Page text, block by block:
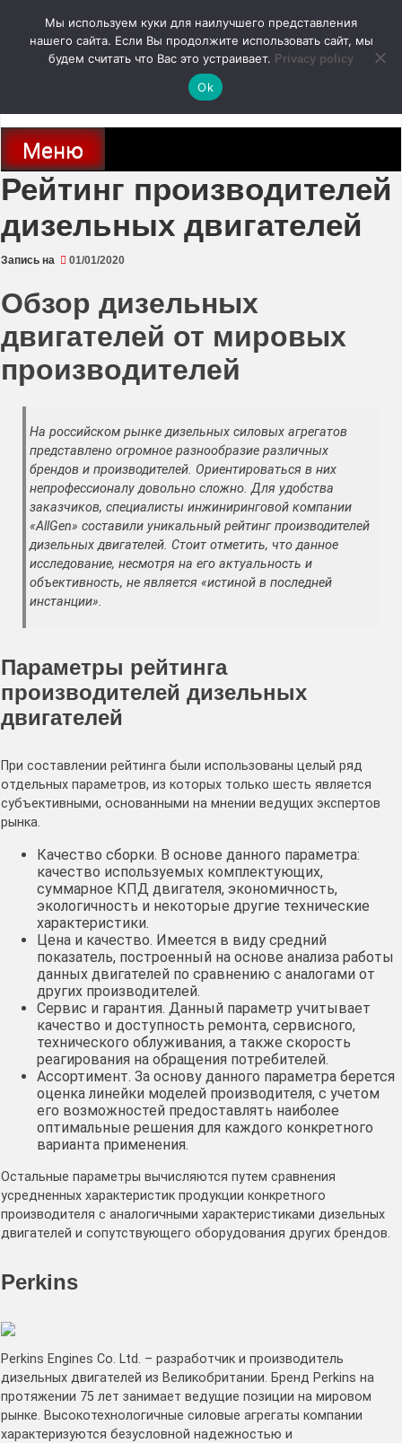
содержимому
autodoc24.ru
Новости про современные автомобили и не только, новинки зарубежного
и отечественного автопрома
Меню
Рейтинг производителей
дизельных двигателей
Запись на 01/01/2020
Обзор дизельных
двигателей от мировых
производителей
На российском рынке дизельных силовых агрегатов
представлено огромное разнообразие различных
брендов и производителей. Ориентироваться в них
непрофессионалу довольно сложно. Для удобства
заказчиков, специалисты инжиниринговой компании
«AllGen» составили уникальный рейтинг производителей
дизельных двигателей. Стоит отметить, что данное
исследование, несмотря на его актуальность и
объективность, не является «истиной в последней
инстанции».
Параметры рейтинга
производителей дизельных
двигателей
При составлении рейтинга были использованы целый ряд
отдельных параметров, из которых только шесть является
субъективными, основанными на мнении ведущих экспертов
рынка.
Качество сборки. В основе данного параметра:
качество используемых комплектующих,
суммарное КПД двигателя, экономичность,
экологичность и некоторые другие технические
характеристики.
Цена и качество. Имеется в виду средний
показатель, построенный на основе анализа работы
данных двигателей по сравнению с аналогами от
других производителей.
Сервис и гарантия. Данный параметр учитывает
качество и доступность ремонта, сервисного,
технического облуживания, а также скорость
реагирования на обращения потребителей.
Ассортимент. За основу данного параметра берется
оценка линейки моделей производителя, с учетом
его возможностей предоставлять наиболее
оптимальные решения для каждого конкретного
варианта применения.
Остальные параметры вычисляются путем сравнения
усредненных характеристик продукции конкретного
производителя с аналогичными характеристиками дизельных
двигателей и сопутствующего оборудования других брендов.
Perkins
Perkins Engines Co. Ltd. – разработчик и производитель
дизельных двигателей из Великобритании. Бренд Perkins на
протяжении 75 лет занимает ведущие позиции на мировом
рынке. Высокотехнологичные силовые агрегаты компании
характеризуются безусловной надежностью и
Мы используем куки для наилучшего представления
нашего сайта. Если Вы продолжите использовать сайт, мы
будем считать что Вас это устраивает. Privacy policy
Ok